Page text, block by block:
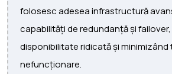
folosesc adesea infrastructură
capabilități de redundanță și
disponibilitate ridicată și minimizând
nefuncționare.